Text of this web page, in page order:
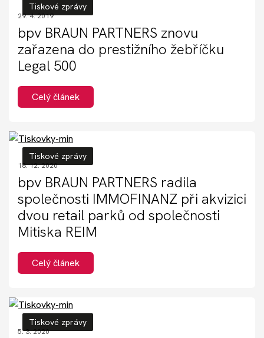
Tiskové zprávy
29. 4. 2019
bpv BRAUN PARTNERS znovu
zařazena do prestižního žebříčku
Legal 500
Celý článek
Tiskové zprávy
18. 12. 2020
bpv BRAUN PARTNERS radila
společnosti IMMOFINANZ při akvizici
dvou retail parků od společnosti
Mitiska REIM
Celý článek
Tiskové zprávy
5. 3. 2020